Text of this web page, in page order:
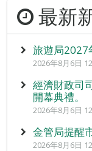
最新
旅遊局2027
2026年8月6日
經濟財政司
開幕典禮。
2026年8月6日
金管局提醒
2026年8月6日